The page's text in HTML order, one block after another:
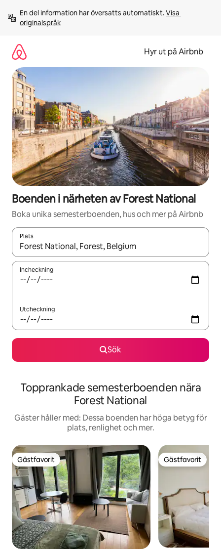
innehåll
En del information har översatts automatiskt. Visa
originalspråk
Hyr ut på Airbnb
Boenden i närheten av Forest National
Boka unika semesterboenden, hus och mer på Airbnb
Plats
När resultaten är tillgängliga kan du navigera med upp- och
Incheckning
Utcheckning
Sök
Topprankade semesterboenden nära
Forest National
Gäster håller med: Dessa boenden har höga betyg för
plats, renlighet och mer.
Gästfavorit
Gästfavorit Gästfavorit
Gästfavorit